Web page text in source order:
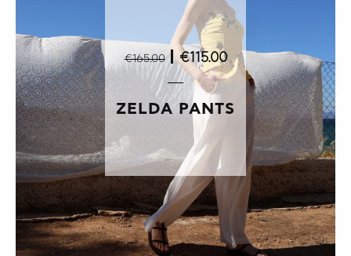
€165.00 | €115.00
ZELDA PANTS